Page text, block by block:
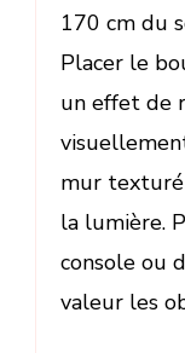
170 cm du
Placer le
un effet de
mur
la lumière.
console ou
valeur les